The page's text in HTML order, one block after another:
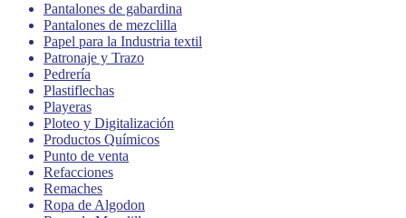
Pantalones de gabardina
Pantalones de mezclilla
Papel para la Industria textil
Patronaje y Trazo
Pedrería
Plastiflechas
Playeras
Ploteo y Digitalización
Productos Químicos
Punto de venta
Refacciones
Remaches
Ropa de Algodon